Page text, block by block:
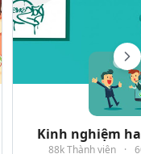
Kinh nghiệm
88k Thành viên ·